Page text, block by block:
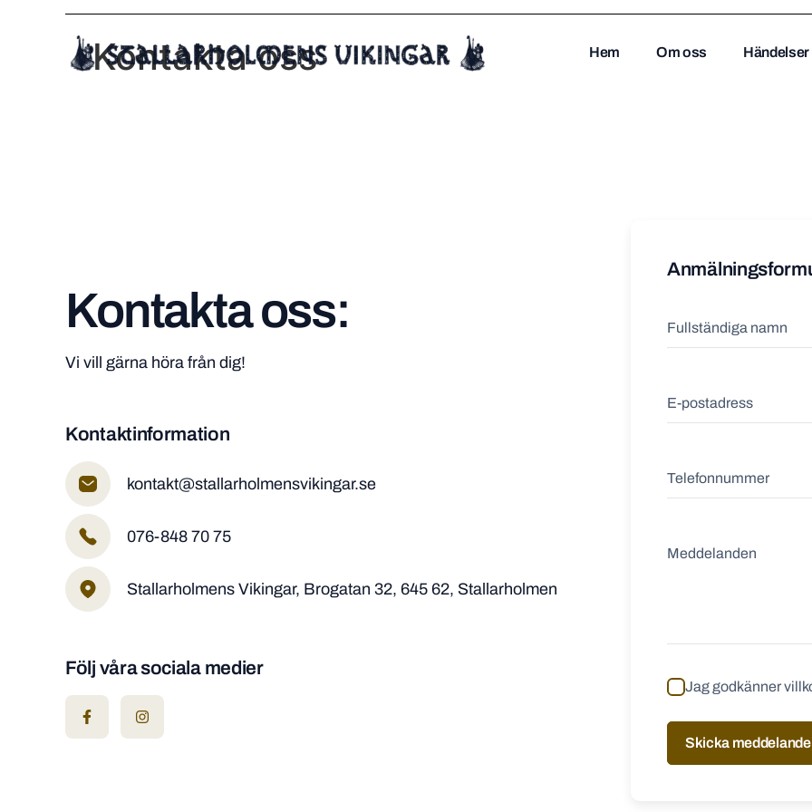
Hem Om oss Händelser
Kontakta oss
Kontakta oss:
Vi vill gärna höra från dig!
Kontaktinformation
kontakt@stallarholmensvikingar.se
076-848 70 75
Stallarholmens Vikingar, Brogatan 32, 645 62, Stallarholmen
Följ våra sociala medier
Jag godkänner
Skicka meddelande